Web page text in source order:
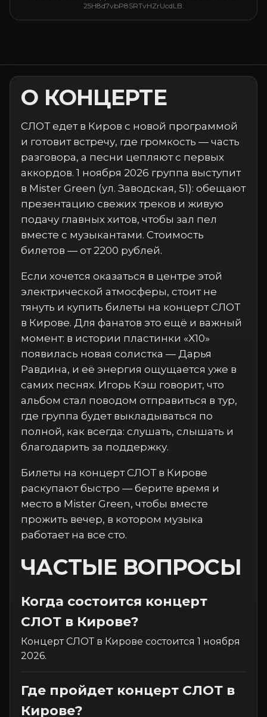
25H8d7vbP8SRTvHZrUcdLB.
О КОНЦЕРТЕ
СЛОТ едет в Киров с новой программой
и готовит встречу, где громкость — часть
разговора, а песни цепляют с первых
аккордов. 1 ноября 2026 группа выступит
в Mister Green (ул. Заводская, 51): обещают
презентацию свежих треков и живую
подачу главных хитов, чтобы зал пел
вместе с музыкантами. Стоимость
билетов — от 2200 рублей.
Если хочется оказаться в центре этой
электрической атмосферы, стоит не
тянуть и купить билеты на концерт СЛОТ
в Кирове. Для фанатов это ещё и важный
момент: в истории пластинки «X10»
появилась новая солистка — Дарья
Равдина, и её энергия ощущается уже в
самих песнях. Игорь Кэш говорит, что
альбом стал поводом отправиться в тур,
где группа будет выкладываться по
полной, как всегда: слушать, слышать и
благодарить за поддержку.
Билеты на концерт СЛОТ в Кирове
раскупают быстро — берите время и
место в Mister Green, чтобы вместе
прожить вечер, в котором музыка
работает на все сто.
ЧАСТЫЕ ВОПРОСЫ
Когда состоится концерт
СЛОТ в Кирове?
Концерт СЛОТ в Кирове состоится 1 ноября
2026.
Где пройдет концерт СЛОТ в
Кирове?